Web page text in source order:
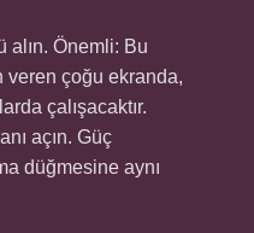
alın. Önemli: Bu
veren çoğu ekranda,
çalışacaktır.
açın. Güç
düğmesine aynı